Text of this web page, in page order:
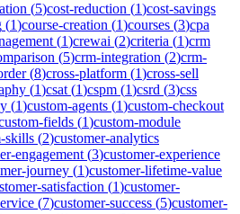
(5)cost-reduction (1)cost-savings
(1)course-creation (1)courses (3)cpa
(1)crewai (2)criteria (1)crm
(5)crm-integration (2)crm-
(8)cross-platform (1)cross-sell
(1)csat (1)cspm (1)csrd (3)css
(1)custom-agents (1)custom-checkout
fields (1)custom-module
skills (2)customer-analytics
engagement (3)customer-experience
journey (1)customer-lifetime-value
satisfaction (1)customer-
(7)customer-success (5)customer-